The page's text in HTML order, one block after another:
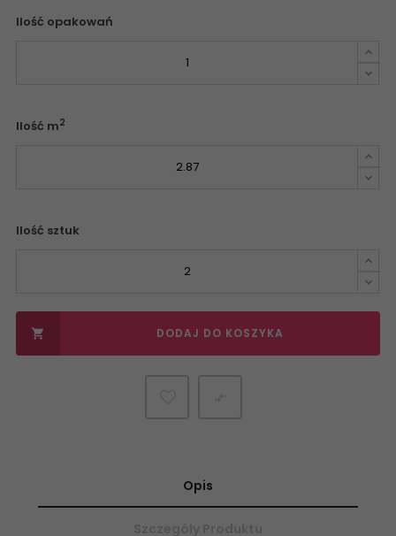
Ilość opakowań
Ilość m2
Ilość sztuk
 DODAJ DO KOSZYKA
Opis